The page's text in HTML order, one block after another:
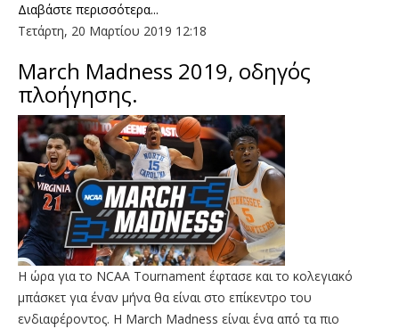
Διαβάστε περισσότερα...
Τετάρτη, 20 Μαρτίου 2019 12:18
Μarch Madness 2019, οδηγός
πλοήγησης.
Η ώρα για το NCAA Tournament έφτασε και το κολεγιακό
μπάσκετ για έναν μήνα θα είναι στο επίκεντρο του
ενδιαφέροντος. Η March Madness είναι ένα από τα πιο